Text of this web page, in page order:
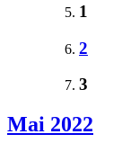
1
2
3
Mai 2022